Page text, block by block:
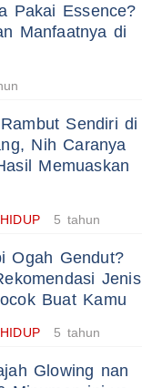
Pakai Essence?
Manfaatnya di
Sendiri di
Nih Caranya
Memuaskan
5 tahun
Ogah Gendut?
Jenis
Buat Kamu
5 tahun
Glowing nan